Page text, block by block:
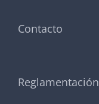
Contacto
Reglamentación